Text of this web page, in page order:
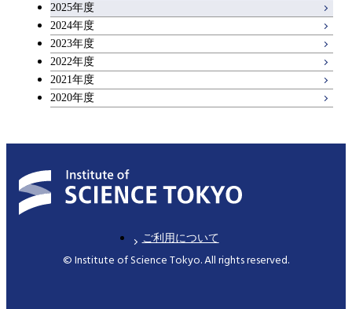
2025年度
2024年度
2023年度
2022年度
2021年度
2020年度
ご利用について
© Institute of Science Tokyo. All rights reserved.